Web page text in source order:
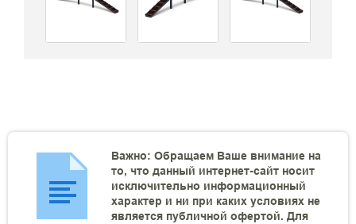
Важно: Обращаем Ваше внимание на
то, что данный интернет-сайт носит
исключительно информационный
характер и ни при каких условиях не
является публичной офертой. Для